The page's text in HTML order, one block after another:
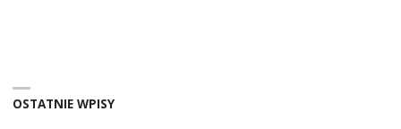
KULTURY
OSTATNIE WPISY